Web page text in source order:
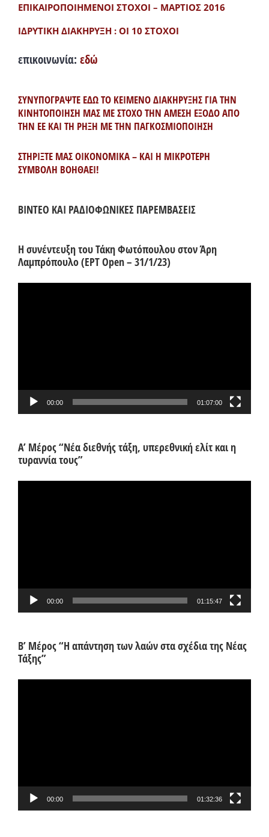
ΕΠΙΚΑΙΡΟΠΟΙΗΜΕΝΟΙ ΣΤΟΧΟΙ – ΜΑΡΤΙΟΣ 2016
ΙΔΡΥΤΙΚΗ ΔΙΑΚΗΡΥΞΗ : ΟΙ 10 ΣΤΟΧΟΙ
επικοινωνία: εδώ
ΣΥΝΥΠΟΓΡΑΨΤΕ ΕΔΩ ΤΟ ΚΕΙΜΕΝΟ ΔΙΑΚΗΡΥΞΗΣ ΓΙΑ ΤΗΝ
ΚΙΝΗΤΟΠΟΙΗΣΗ ΜΑΣ ΜΕ ΣΤΟΧΟ ΤΗΝ ΑΜΕΣΗ ΕΞΟΔΟ ΑΠΟ
ΤΗΝ ΕΕ ΚΑΙ ΤΗ ΡΗΞΗ ΜΕ ΤΗΝ ΠΑΓΚΟΣΜΙΟΠΟΙΗΣΗ
ΣΤΗΡΙΞΤΕ ΜΑΣ ΟΙΚΟΝΟΜΙΚΑ – ΚΑΙ Η ΜΙΚΡΟΤΕΡΗ
ΣΥΜΒΟΛΗ ΒΟΗΘΑΕΙ!
ΒΙΝΤΕΟ ΚΑΙ ΡΑΔΙΟΦΩΝΙΚΕΣ ΠΑΡΕΜΒΑΣΕΙΣ
Η συνέντευξη του Τάκη Φωτόπουλου στον Άρη
Λαμπρόπουλο (ΕΡΤ Open – 31/1/23)
00:00 01:07:00
Α’ Μέρος “Νέα διεθνής τάξη, υπερεθνική ελίτ και η
τυραννία τους”
00:00 01:15:47
Β’ Μέρος “Η απάντηση των λαών στα σχέδια της Νέας
Τάξης”
00:00 01:32:36